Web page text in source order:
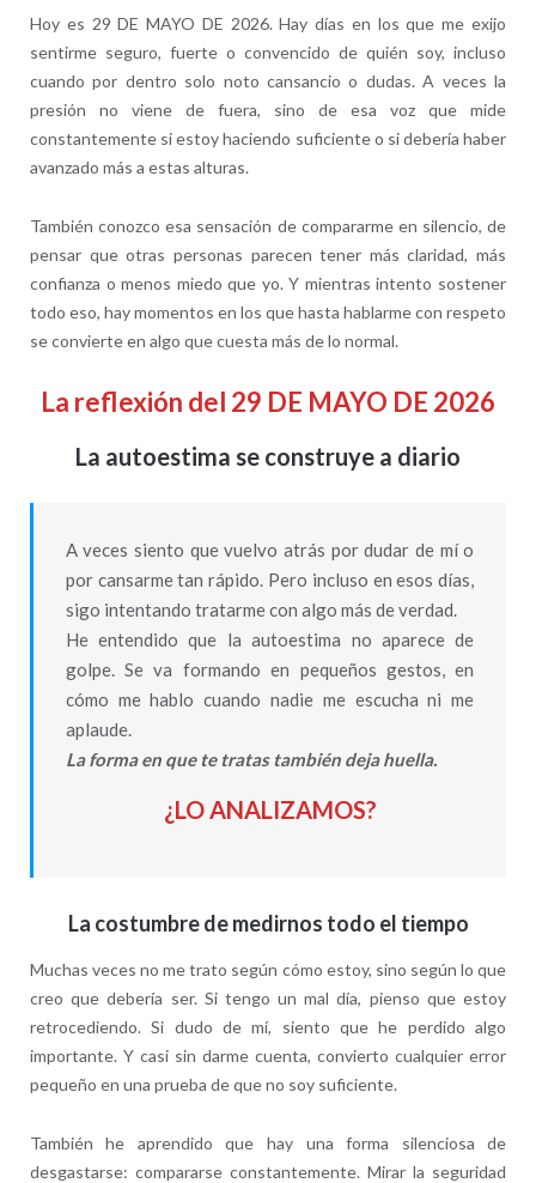
Hoy es 29 DE MAYO DE 2026. Hay días en los que me exijo
sentirme seguro, fuerte o convencido de quién soy, incluso
cuando por dentro solo noto cansancio o dudas. A veces la
presión no viene de fuera, sino de esa voz que mide
constantemente si estoy haciendo suficiente o si debería haber
avanzado más a estas alturas.
También conozco esa sensación de compararme en silencio, de
pensar que otras personas parecen tener más claridad, más
confianza o menos miedo que yo. Y mientras intento sostener
todo eso, hay momentos en los que hasta hablarme con respeto
se convierte en algo que cuesta más de lo normal.
La reflexión del 29 DE MAYO DE 2026
La autoestima se construye a diario
A veces siento que vuelvo atrás por dudar de mí o
por cansarme tan rápido. Pero incluso en esos días,
sigo intentando tratarme con algo más de verdad.
He entendido que la autoestima no aparece de
golpe. Se va formando en pequeños gestos, en
cómo me hablo cuando nadie me escucha ni me
aplaude.
La forma en que te tratas también deja huella.
¿LO ANALIZAMOS?
La costumbre de medirnos todo el tiempo
Muchas veces no me trato según cómo estoy, sino según lo que
creo que debería ser. Si tengo un mal día, pienso que estoy
retrocediendo. Si dudo de mí, siento que he perdido algo
importante. Y casi sin darme cuenta, convierto cualquier error
pequeño en una prueba de que no soy suficiente.
También he aprendido que hay una forma silenciosa de
desgastarse: compararse constantemente. Mirar la seguridad